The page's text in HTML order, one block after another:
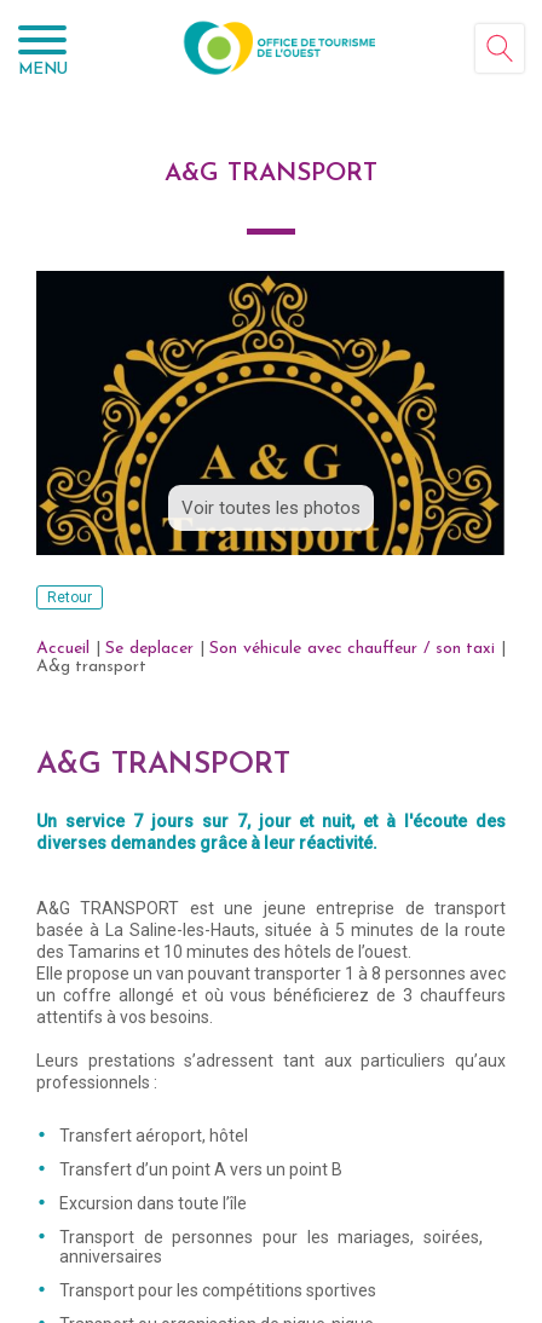
MENU
A&G TRANSPORT
Voir toutes les photos
Retour
Accueil |Se deplacer |Son véhicule avec chauffeur / son taxi
A&g transport
A&G TRANSPORT
Un service 7 jours sur 7, jour et nuit, et à l'écoute des
diverses demandes grâce à leur réactivité.
A&G TRANSPORT est une jeune entreprise de transport
basée à La Saline-les-Hauts, située à 5 minutes de la route
des Tamarins et 10 minutes des hôtels de l’ouest.
Elle propose un van pouvant transporter 1 à 8 personnes avec
un coffre allongé et où vous bénéficierez de 3 chauffeurs
attentifs à vos besoins.
Leurs prestations s’adressent tant aux particuliers qu’aux
professionnels :
Transfert aéroport, hôtel
Transfert d’un point A vers un point B
Excursion dans toute l’île
Transport de personnes pour les mariages, soirées,
anniversaires
Transport pour les compétitions sportives